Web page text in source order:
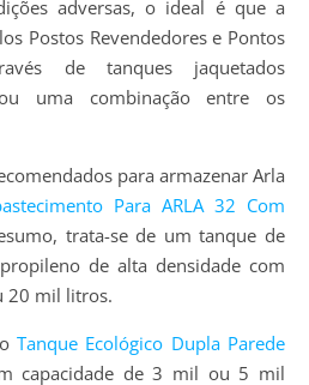
adversas, o ideal é que a
Postos Revendedores e Pontos
de tanques jaquetados
uma combinação entre os
para armazenar Arla
Para ARLA 32 Com
trata-se de um tanque de
de alta densidade com
20 mil litros.
Tanque Ecológico Dupla Parede
capacidade de 3 mil ou 5 mil